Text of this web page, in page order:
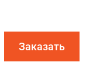
Заказать